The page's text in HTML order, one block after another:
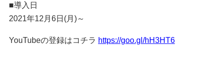
■導入日
2021年12月6日(月)～
YouTubeの登録はコチラ https://goo.gl/hH3HT6